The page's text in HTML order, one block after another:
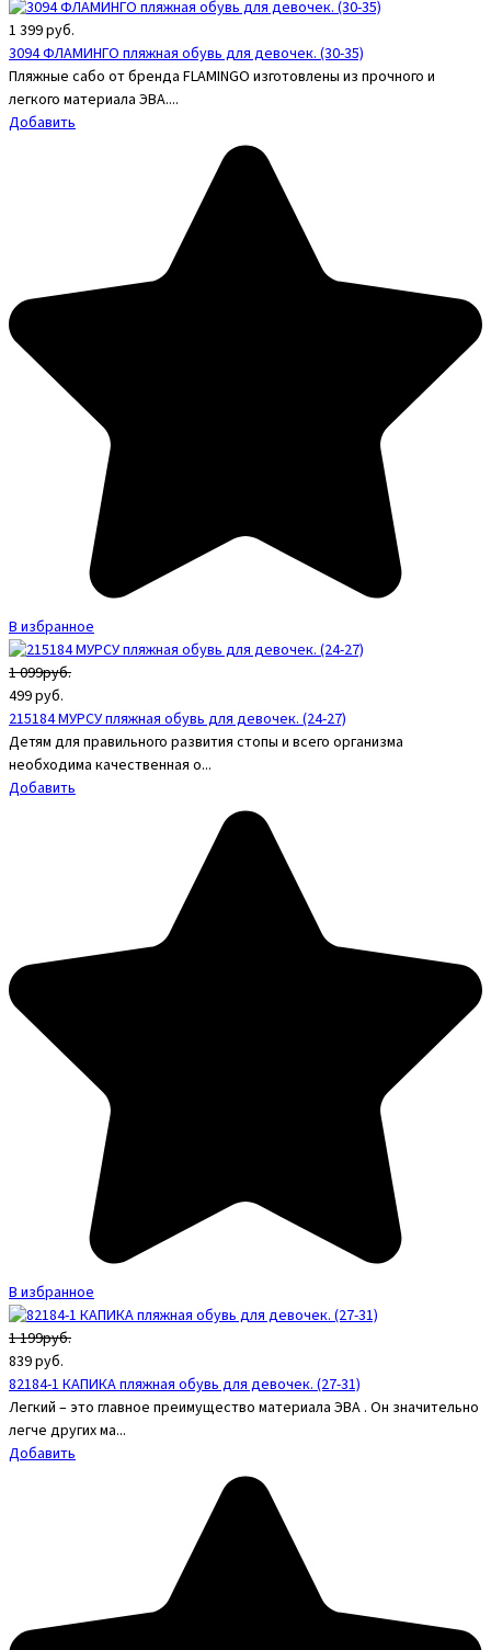
1 399руб.
3094 ФЛАМИНГО пляжная обувь для девочек. (30-35)
Пляжные сабо от бренда FLAMINGO изготовлены из прочного и
легкого материала ЭВА....
Добавить
В избранное
1 099руб.
499руб.
215184 МУРСУ пляжная обувь для девочек. (24-27)
Детям для правильного развития стопы и всего организма
необходима качественная о...
Добавить
В избранное
1 199руб.
839руб.
82184-1 КАПИКА пляжная обувь для девочек. (27-31)
Легкий – это главное преимущество материала ЭВА . Он значительно
легче других ма...
Добавить